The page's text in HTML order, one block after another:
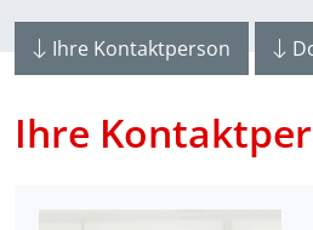
Ihre Kontaktperson
Ihre